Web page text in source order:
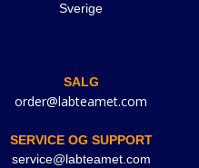
Sverige
SALG
order@labteamet.com
SERVICE OG SUPPORT
service@labteamet.com